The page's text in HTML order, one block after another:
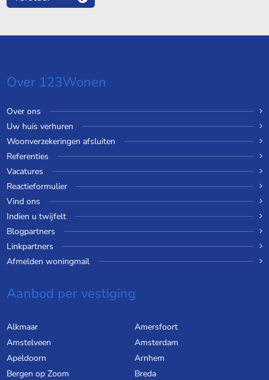
Over 123Wonen
Over ons
Uw huis verhuren
Woonverzekeringen afsluiten
Referenties
Vacatures
Reactieformulier
Vind ons
Indien u twijfelt
Blogpartners
Linkpartners
Afmelden woningmail
Aanbod per vestiging
Alkmaar
Amersfoort
Amstelveen
Amsterdam
Apeldoorn
Arnhem
Bergen op Zoom
Breda